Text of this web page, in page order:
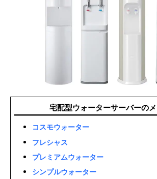
宅配型ウォーターサーバーの
コスモウォーター
フレシャス
プレミアムウォーター
シンプルウォーター